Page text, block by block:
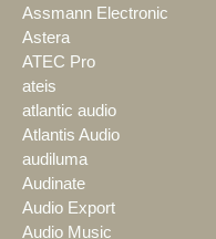
Assmann Electronic
Astera
ATEC Pro
ateis
atlantic audio
Atlantis Audio
audiluma
Audinate
Audio Export
Audio Music